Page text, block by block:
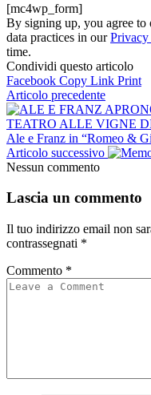
[mc4wp_form]
By signing up, you agree to
data practices in our
time.
Condividi questo articolo
Facebook Copy Link Print
Articolo precedente
Ale e Franz in “Romeo &
Articolo successivo
Nessun commento
Lascia un commento
Il tuo indirizzo email non
contrassegnati *
Commento *